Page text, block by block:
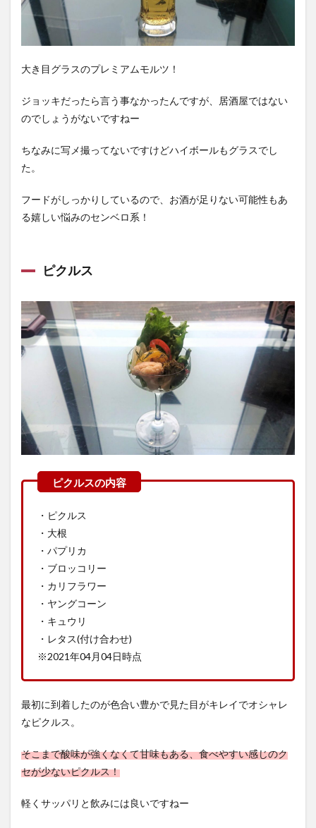
大き目グラスのプレミアムモルツ！
ジョッキだったら言う事なかったんですが、居酒屋ではない
のでしょうがないですねー
ちなみに写メ撮ってないですけどハイボールもグラスでし
た。
フードがしっかりしているので、お酒が足りない可能性もあ
る嬉しい悩みのセンベロ系！
ピクルス
・ピクルス
・大根
・パプリカ
・ブロッコリー
・カリフラワー
・ヤングコーン
・キュウリ
・レタス(付け合わせ)
※2021年04月04日時点
最初に到着したのが色合い豊かで見た目がキレイでオシャレ
なピクルス。
そこまで酸味が強くなくて甘味もある、食べやすい感じのク
セが少ないピクルス！
軽くサッパリと飲みには良いですねー